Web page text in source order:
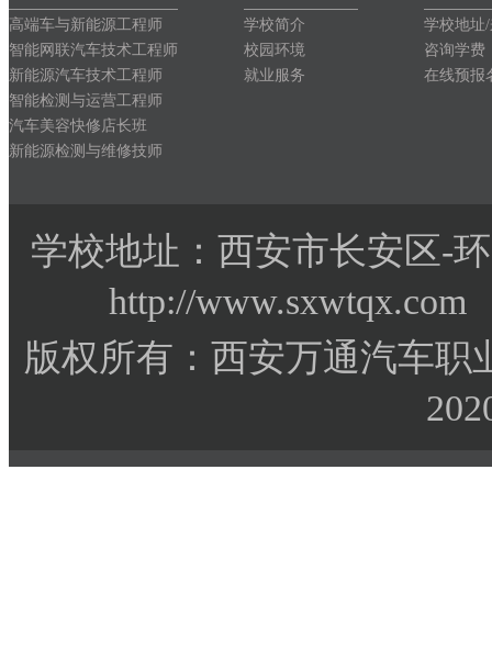
高端车与新能源工程师
智能网联汽车技术工程师
新能源汽车技术工程师
智能检测与运营工程师
汽车美容快修店长班
新能源检测与维修技师
学校简介
校园环境
就业服务
学校地址
咨询学费
在线预报
学校地址：西安市长安区-
http://
版权所有：西安万通汽车